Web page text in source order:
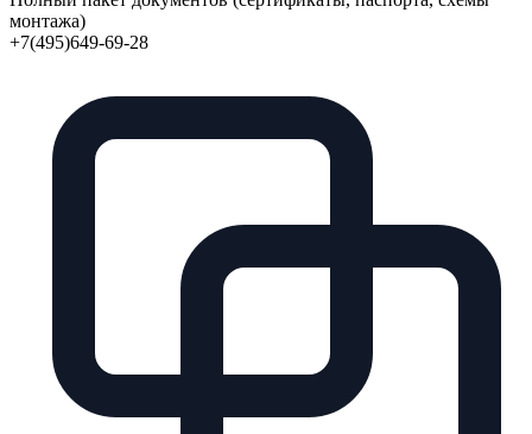
монтажа)
+7(495)649-69-28